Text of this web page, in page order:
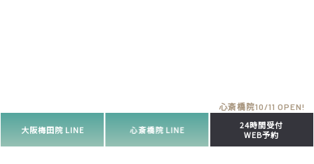
大阪梅田院 LINE 心斎橋院 LINE
24時間受付
WEB予約